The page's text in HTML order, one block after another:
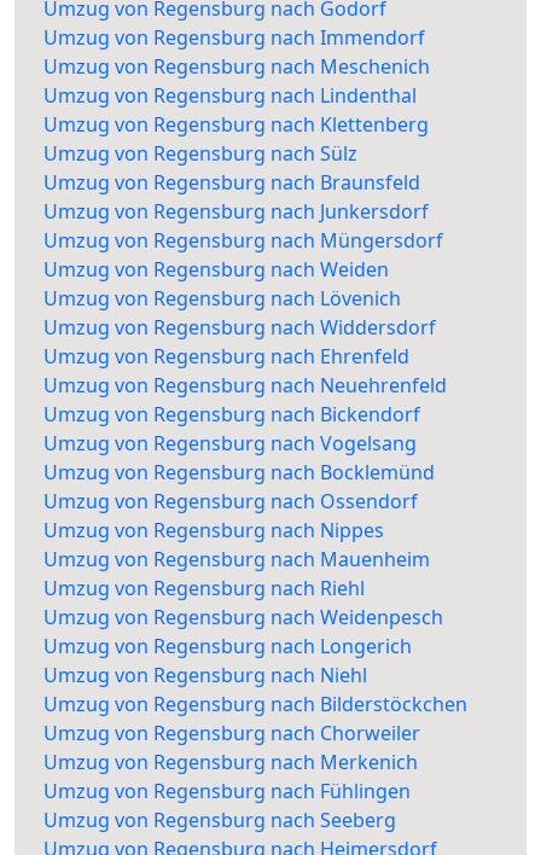
Umzug von Regensburg nach Godorf
Umzug von Regensburg nach Immendorf
Umzug von Regensburg nach Meschenich
Umzug von Regensburg nach Lindenthal
Umzug von Regensburg nach Klettenberg
Umzug von Regensburg nach Sülz
Umzug von Regensburg nach Braunsfeld
Umzug von Regensburg nach Junkersdorf
Umzug von Regensburg nach Müngersdorf
Umzug von Regensburg nach Weiden
Umzug von Regensburg nach Lövenich
Umzug von Regensburg nach Widdersdorf
Umzug von Regensburg nach Ehrenfeld
Umzug von Regensburg nach Neuehrenfeld
Umzug von Regensburg nach Bickendorf
Umzug von Regensburg nach Vogelsang
Umzug von Regensburg nach Bocklemünd
Umzug von Regensburg nach Ossendorf
Umzug von Regensburg nach Nippes
Umzug von Regensburg nach Mauenheim
Umzug von Regensburg nach Riehl
Umzug von Regensburg nach Weidenpesch
Umzug von Regensburg nach Longerich
Umzug von Regensburg nach Niehl
Umzug von Regensburg nach Bilderstöckchen
Umzug von Regensburg nach Chorweiler
Umzug von Regensburg nach Merkenich
Umzug von Regensburg nach Fühlingen
Umzug von Regensburg nach Seeberg
Umzug von Regensburg nach Heimersdorf